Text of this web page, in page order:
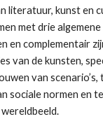
literatuur, kunst en
met drie
en complementair
van de kunsten,
van
sociale normen en